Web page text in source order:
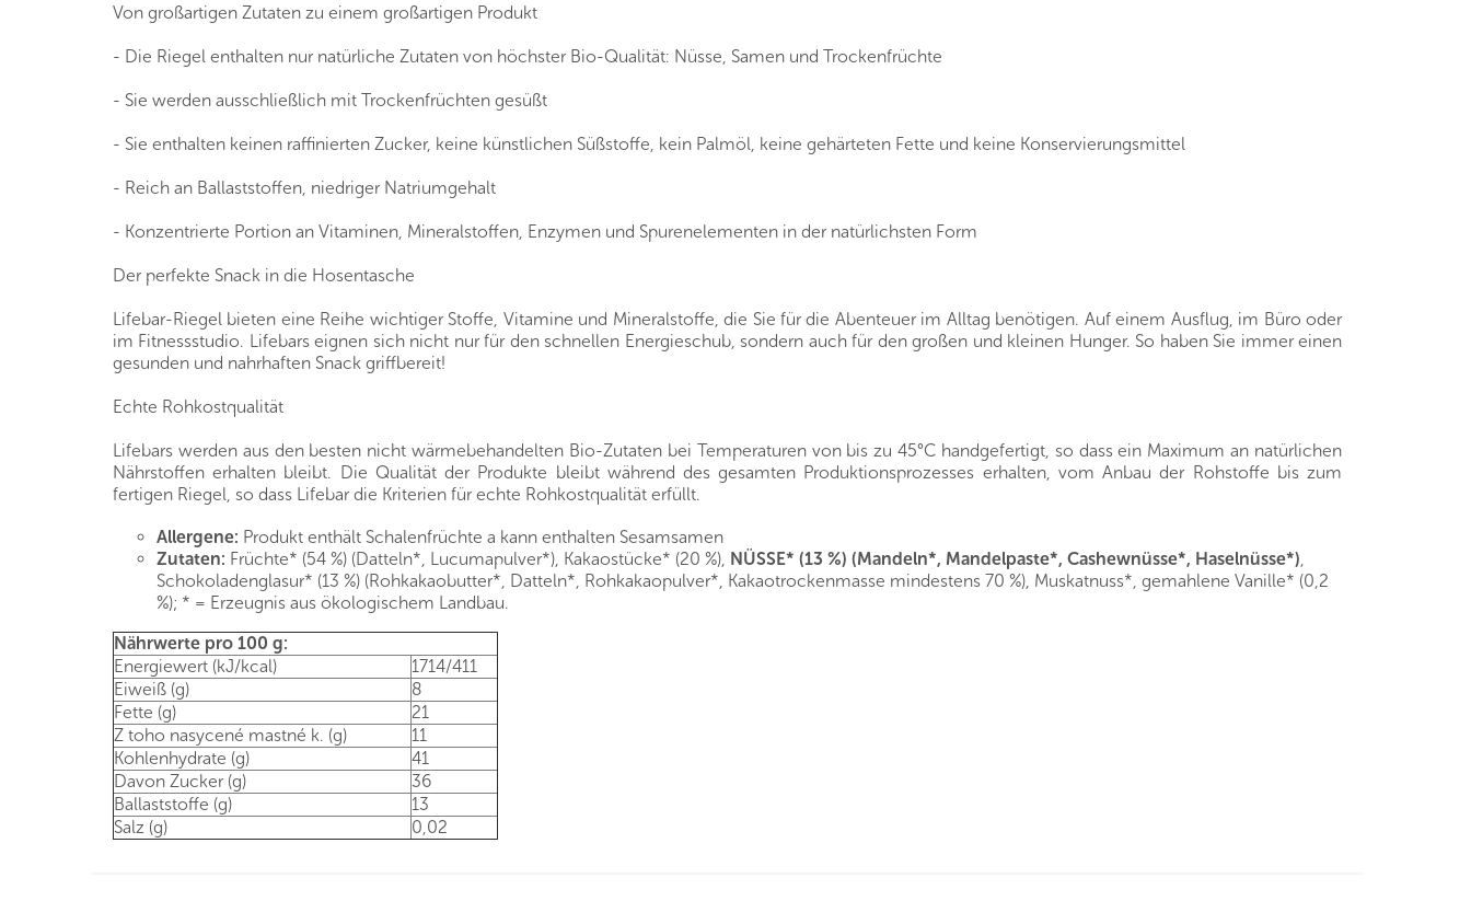
Von großartigen Zutaten zu einem großartigen Produkt
- Die Riegel enthalten nur natürliche Zutaten von höchster Bio-Qualität: Nüsse, Samen und Trockenfrüchte
- Sie werden ausschließlich mit Trockenfrüchten gesüßt
- Sie enthalten keinen raffinierten Zucker, keine künstlichen Süßstoffe, kein Palmöl, keine gehärteten Fette und keine Konservierungsmittel
- Reich an Ballaststoffen, niedriger Natriumgehalt
- Konzentrierte Portion an Vitaminen, Mineralstoffen, Enzymen und Spurenelementen in der natürlichsten Form
Der perfekte Snack in die Hosentasche
Lifebar-Riegel bieten eine Reihe wichtiger Stoffe, Vitamine und Mineralstoffe, die Sie für die Abenteuer im Alltag benötigen. Auf einem Ausflug, im Büro oder
im Fitnessstudio. Lifebars eignen sich nicht nur für den schnellen Energieschub, sondern auch für den großen und kleinen Hunger. So haben Sie immer einen
gesunden und nahrhaften Snack griffbereit!
Echte Rohkostqualität
Lifebars werden aus den besten nicht wärmebehandelten Bio-Zutaten bei Temperaturen von bis zu 45°C handgefertigt, so dass ein Maximum an natürlichen
Nährstoffen erhalten bleibt. Die Qualität der Produkte bleibt während des gesamten Produktionsprozesses erhalten, vom Anbau der Rohstoffe bis zum
fertigen Riegel, so dass Lifebar die Kriterien für echte Rohkostqualität erfüllt.
Allergene: Produkt enthält Schalenfrüchte a kann enthalten Sesamsamen
Zutaten: Früchte* (54 %) (Datteln*, Lucumapulver*), Kakaostücke* (20 %), NÜSSE* (13 %) (Mandeln*, Mandelpaste*, Cashewnüsse*, Haselnüsse*)
Schokoladenglasur* (13 %) (Rohkakaobutter*, Datteln*, Rohkakaopulver*, Kakaotrockenmasse mindestens 70 %), Muskatnuss*, gemahlene Vanille* (0,2
%); * = Erzeugnis aus ökologischem Landbau.
Nährwerte pro 100 g:
Energiewert (kJ/kcal)
1714/411
Eiweiß (g)
8
Fette (g)
21
Z toho nasycené mastné k. (g)
11
Kohlenhydrate (g)
41
Davon Zucker (g)
36
Ballaststoffe (g)
13
Salz (g)
0,02